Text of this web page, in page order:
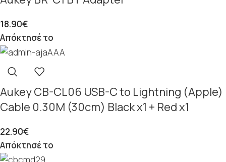
18.90€
Απόκτησέ το
Aukey CB-CL06 USB-C to Lightning (Apple)
Cable 0.30M (30cm) Black x1 + Red x1
22.90€
Απόκτησέ το